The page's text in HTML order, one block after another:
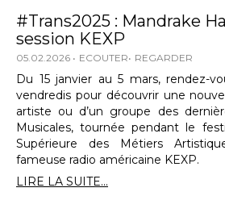
#Trans2025 : Mandrake
session KEXP
05.02.2026 ECOUTER REGARDER
Du 15 janvier au 5 mars, rendez-
vendredis pour découvrir une
artiste ou d’un groupe des
Musicales, tournée pendant le
Supérieure des Métiers
fameuse radio américaine KEXP.
LIRE LA SUITE...